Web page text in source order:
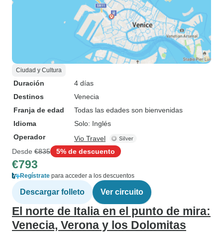
Ciudad y Cultura
Duración
4 días
Destinos
Venecia
Franja de edad
Todas las edades son bienvenidas
Idioma
Solo: Inglés
Operador
Vio Travel
Desde €835 5% de descuento
€793
Regístrate para acceder a los descuentos
Descargar folleto Ver circuito
El norte de Italia en el punto de mira:
Venecia, Verona y los Dolomitas